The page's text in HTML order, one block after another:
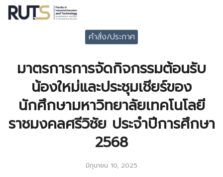
Skip
คำสั่ง/ประกาศ
มาตรการการจัดกิจกรรมต้อนรับ
น้องใหม่และประชุมเชียร์ของ
นักศึกษามหาวิทยาลัยเทคโนโลยี
ราชมงคลศรีวิชัย ประจำปีการศึกษา
2568
มิถุนายน 10, 2025